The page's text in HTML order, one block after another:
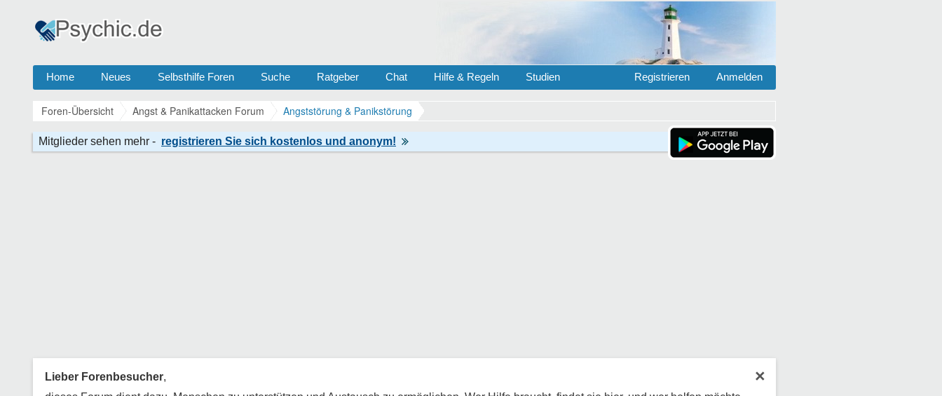
Home Neues Selbsthilfe Foren Suche Ratgeber Chat Hilfe & Regeln Studien Anmelden
Registrieren
Foren-Übersicht Angst & Panikattacken Forum Angststörung & Panikstörung
×
Lieber Forenbesucher,